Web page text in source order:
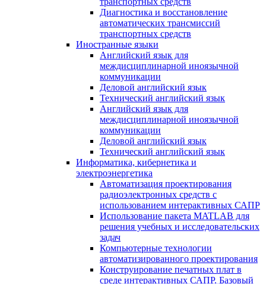
Диагностика и восстановление
автоматических трансмиссий
транспортных средств
Иностранные языки
Английский язык для
междисциплинарной иноязычной
коммуникации
Деловой английский язык
Технический английский язык
Английский язык для
междисциплинарной иноязычной
коммуникации
Деловой английский язык
Технический английский язык
Информатика, кибернетика и
электроэнергетика
Автоматизация проектирования
радиоэлектронных средств с
использованием интерактивных САПР
Использование пакета MATLAB для
решения учебных и исследовательских
задач
Компьютерные технологии
автоматизированного проектирования
Конструирование печатных плат в
среде интерактивных САПР. Базовый